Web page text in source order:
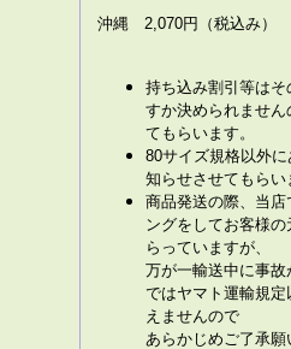
沖縄 2,070円（税込み）
持ち込み割引等はそ
すか決められませ
てもらいます。
80サイズ規格以外
知らせさせてもらい
商品発送の際、当
ングをしてお客様
らっていますが、
万が一輸送中に事
ではヤマト運輸規定
えませんので
あらかじめご了承願